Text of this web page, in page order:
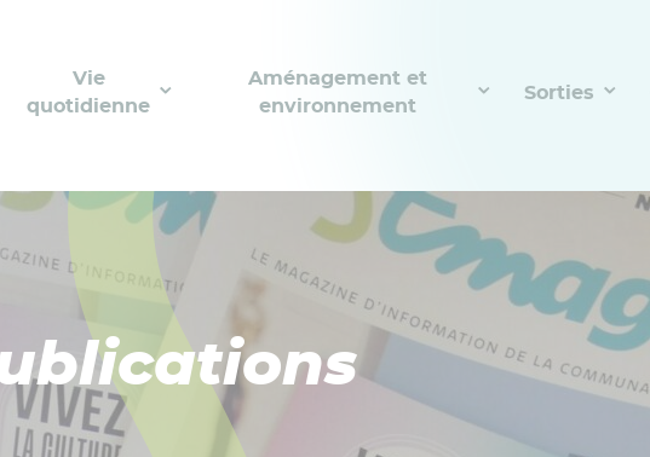
Vie
quotidienne
Aménagement et
environnement
Sorties